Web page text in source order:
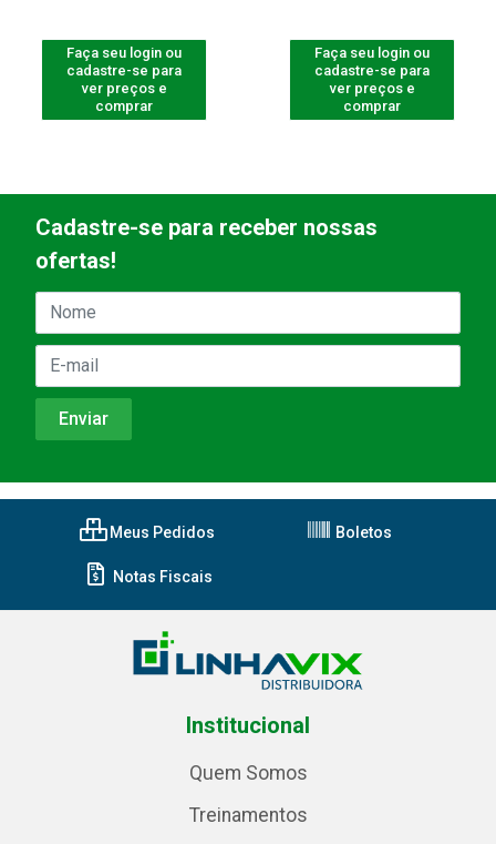
Faça seu login ou
cadastre-se para
ver preços e
comprar
Faça seu login ou
cadastre-se para
ver preços e
comprar
Cadastre-se para receber nossas
ofertas!
Meus Pedidos Boletos
Notas Fiscais
Institucional
Quem Somos
Treinamentos